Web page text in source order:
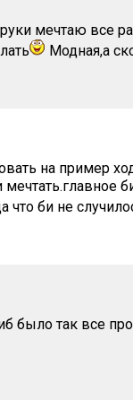
мечтаю все
Модная,а
на пример
что би не
было так все